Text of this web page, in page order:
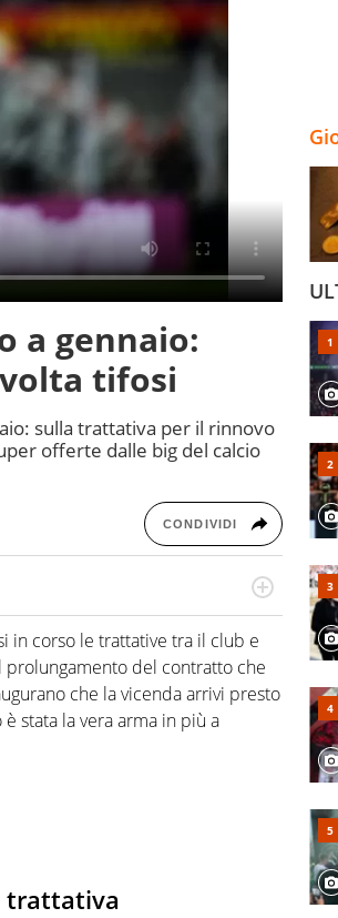
a gennaio:
tifosi
sulla trattativa per il rinnovo
offerte dalle big del calcio
CONDIVIDI
football, baseball e la capacità
in corso le trattative tra il club e
prolungamento del contratto che
che la vicenda arrivi presto
stata la vera arma in più a
trattativa